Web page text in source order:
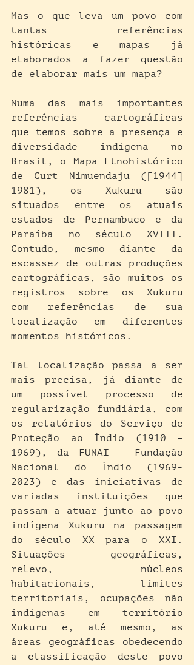
Mas o que leva um povo com
tantas referências
históricas e mapas já
elaborados a fazer questão
de elaborar mais um mapa?
Numa das mais importantes
referências cartográficas
que temos sobre a presença e
diversidade indígena no
Brasil, o Mapa Etnohistórico
de Curt Nimuendaju ([1944]
1981), os Xukuru são
situados entre os atuais
estados de Pernambuco e da
Paraíba no século XVIII.
Contudo, mesmo diante da
escassez de outras produções
cartográficas, são muitos os
registros sobre os Xukuru
com referências de sua
localização em diferentes
momentos históricos.
Tal localização passa a ser
mais precisa, já diante de
um possível processo de
regularização fundiária, com
os relatórios do Serviço de
Proteção ao Índio (1910 –
1969), da FUNAI – Fundação
Nacional do Índio (1969-
2023) e das iniciativas de
variadas instituições que
passam a atuar junto ao povo
indígena Xukuru na passagem
do século XX para o XXI.
Situações geográficas,
relevo, núcleos
habitacionais, limites
territoriais, ocupações não
indígenas em território
Xukuru e, até mesmo, as
áreas geográficas obedecendo
a classificação deste povo